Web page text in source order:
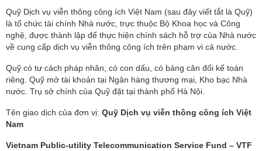
Quỹ Dịch vụ viễn thông công ích Việt Nam (sau đây viết tắt là Quỹ)
là tổ chức tài chính Nhà nước, trực thuộc Bộ Khoa học và Công
nghệ, được thành lập để thực hiện chính sách hỗ trợ của Nhà nước
về cung cấp dịch vụ viễn thông công ích trên phạm vi cả nước.
Quỹ có tư cách pháp nhân, có con dấu, có bảng cân đối kế toán
riêng. Quỹ mở tài khoản tại Ngân hàng thương mại, Kho bạc Nhà
nước. Trụ sở chính của Quỹ đặt tại thành phố Hà Nội.
Tên giao dịch của đơn vị: Quỹ Dịch vụ viễn thông công ích Việt
Nam
Vietnam Public-utility Telecommunication Service Fund – VTF